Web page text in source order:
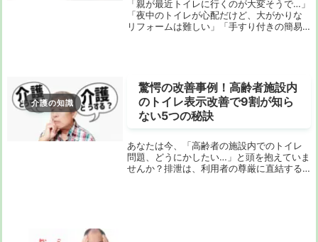
「親が最近トイレに行くのが大変そうで…」
「夜中のトイレが心配だけど、大がかりな
リフォームは難しい」「手すり付きの簡易
介護の知識
驚愕の改善事例！高齢者施設内
のトイレ表示改善で9割が知ら
ない5つの秘訣
あなたは今、「高齢者の施設内でのトイレ
問題、どうにかしたい…」と頭を抱えていま
せんか？排泄は、利用者の尊厳に直結する